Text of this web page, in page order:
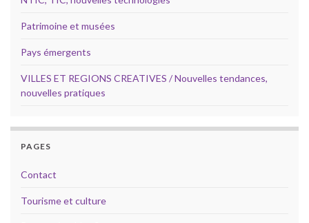
Patrimoine et musées
Pays émergents
VILLES ET REGIONS CREATIVES / Nouvelles tendances,
nouvelles pratiques
PAGES
Contact
Tourisme et culture